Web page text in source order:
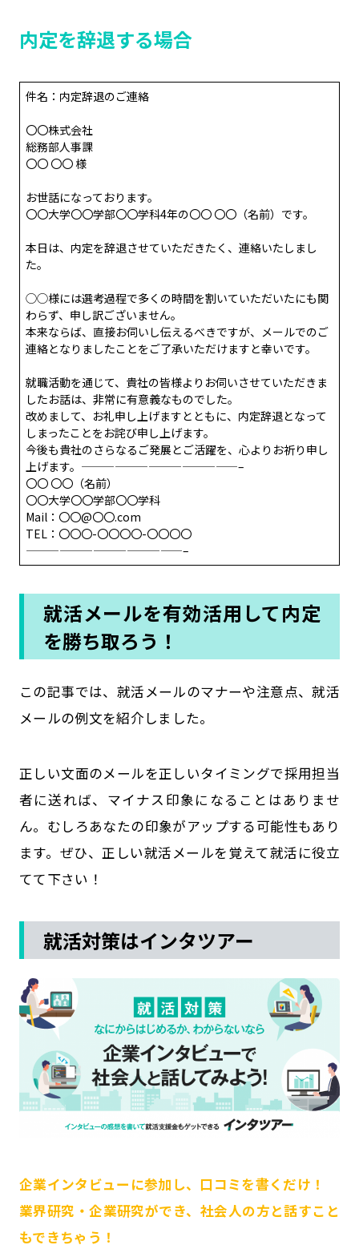
内定を辞退する場合
件名：内定辞退のご連絡
〇〇株式会社
総務部人事課
〇〇 〇〇 様
お世話になっております。
〇〇大学〇〇学部〇〇学科4年の〇〇 〇〇（名前）です。
本日は、内定を辞退させていただきたく、連絡いたしまし
た。
◯◯様には選考過程で多くの時間を割いていただいたにも関
わらず、申し訳ございません。
本来ならば、直接お伺いし伝えるべきですが、メールでのご
連絡となりましたことをご了承いただけますと幸いです。
就職活動を通じて、貴社の皆様よりお伺いさせていただきま
したお話は、非常に有意義なものでした。
改めまして、お礼申し上げますとともに、内定辞退となって
しまったことをお詫び申し上げます。
今後も貴社のさらなるご発展とご活躍を、心よりお祈り申し
上げます。——————————————–
〇〇 〇〇（名前）
〇〇大学〇〇学部〇〇学科
Mail：〇〇@〇〇.com
TEL：〇〇〇-〇〇〇〇-〇〇〇〇
——————————————–
就活メールを有効活用して内定
を勝ち取ろう！
この記事では、就活メールのマナーや注意点、就活
メールの例文を紹介しました。
正しい文面のメールを正しいタイミングで採用担当
者に送れば、マイナス印象になることはありませ
ん。むしろあなたの印象がアップする可能性もあり
ます。ぜひ、正しい就活メールを覚えて就活に役立
てて下さい！
就活対策はインタツアー
企業インタビューに参加し、口コミを書くだけ！
業界研究・企業研究ができ、社会人の方と話すこと
もできちゃう！